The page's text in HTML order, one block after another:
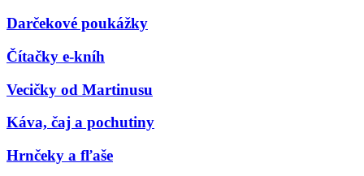
Darčekové poukážky
Čítačky e-kníh
Vecičky od Martinusu
Káva, čaj a pochutiny
Hrnčeky a fľaše